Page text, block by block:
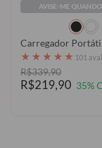
AVISE-ME
★ ★ ★ ★ ★ 101
R$339,90
R$219,90 35%